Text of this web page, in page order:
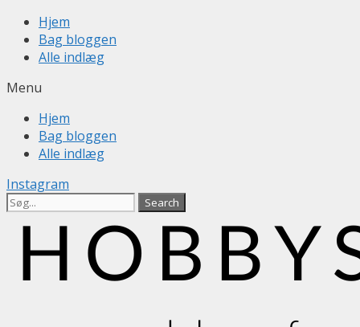
Skip
content
Hjem
Bag bloggen
Alle indlæg
Menu
Hjem
Bag bloggen
Alle indlæg
Instagram
Search